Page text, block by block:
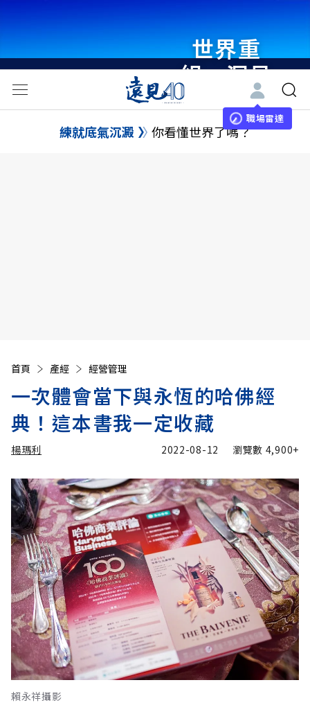
世界重
組・洞見
未來 與
世界領袖
職場雷達
練就底氣沉澱 你看懂世界了嗎？
首頁 產經 經營管理
一次體會當下與永恆的哈佛經
典！這本書我一定收藏
楊瑪利 2022-08-12 瀏覽數 4,900+
賴永祥攝影